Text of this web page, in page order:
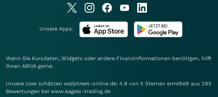
Unsere Apps:
Wenn Sie Kursdaten, Widgets oder andere Finanzinformationen benötigen, hilft
Ihnen ARIVA gerne.
Unsere User schätzen wallstreet-online.de: 4.8 von 5 Sternen ermittelt aus 285
Bewertungen bei www.kagels-trading.de